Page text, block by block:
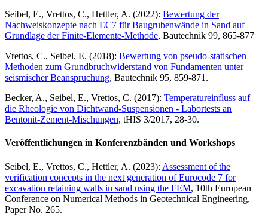
Seibel, E., Vrettos, C., Hettler, A. (2022): Bewertung der
Nachweiskonzepte nach EC7 für Baugrubenwände in Sand auf
Grundlage der Finite-Elemente-Methode, Bautechnik 99, 865-877
Vrettos, C., Seibel, E. (2018): Bewertung von pseudo-statischen
Methoden zum Grundbruchwiderstand von Fundamenten unter
seismischer Beanspruchung, Bautechnik 95, 859-871.
Becker, A., Seibel, E., Vrettos, C. (2017): Temperatureinfluss auf
die Rheologie von Dichtwand-Suspensionen - Labortests an
Bentonit-Zement-Mischungen, tHIS 3/2017, 28-30.
Veröffentlichungen in Konferenzbänden und Workshops
Seibel, E., Vrettos, C., Hettler, A. (2023): Assessment of the
verification concepts in the next generation of Eurocode 7 for
excavation retaining walls in sand using the FEM, 10th European
Conference on Numerical Methods in Geotechnical Engineering,
Paper No. 265.